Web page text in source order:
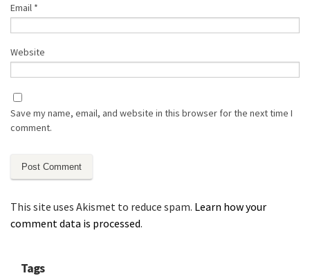
Email *
Website
Save my name, email, and website in this browser for the next time I
comment.
This site uses Akismet to reduce spam. Learn how your
comment data is processed.
Tags